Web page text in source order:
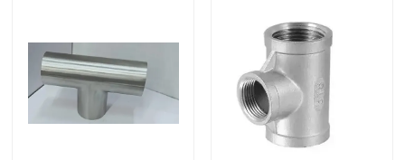
حول بنا